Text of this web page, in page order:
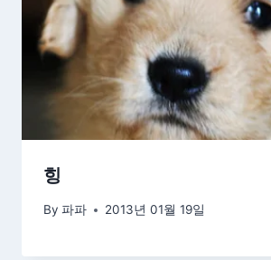
힝
By 파파 2013년 01월 19일